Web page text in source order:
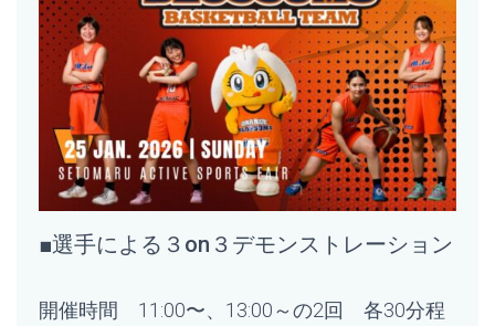
■選手による３on３デモンストレーション
開催時間 11:00〜、13:00～の2回 各30分程